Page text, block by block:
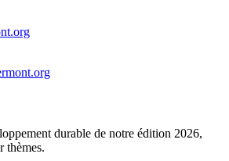
durable de notre édition 2026,
thèmes.